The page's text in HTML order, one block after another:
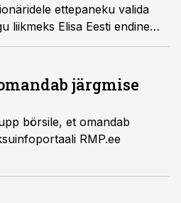
ettepaneku valida
liikmeks Elisa Eesti endine
järgmise
börsile, et omandab
RMP.ee